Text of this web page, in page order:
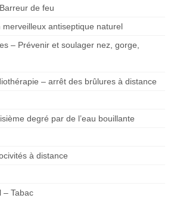
de feu
merveilleux antiseptique naturel
– Prévenir et soulager nez, gorge,
– arrêt des brûlures à distance
degré par de l’eau bouillante
à distance
– Tabac